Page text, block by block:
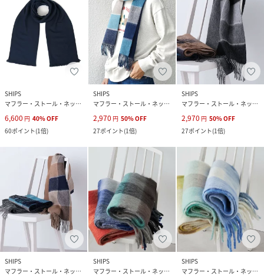
SHIPS
マフラー・ストール・ネックウォーマー
6,600 円 40%OFF
60ポイント(1倍)
SHIPS
マフラー・ストール・ネックウォーマー
2,970 円 50%OFF
27ポイント(1倍)
SHIPS
マフラー・ストール・ネックウォーマー
2,970 円 50%OFF
27ポイント(1倍)
SHIPS
マフラー・ストール・ネックウォーマー
SHIPS
マフラー・ストール・ネックウォーマー
SHIPS
マフラー・ストール・ネックウォーマー